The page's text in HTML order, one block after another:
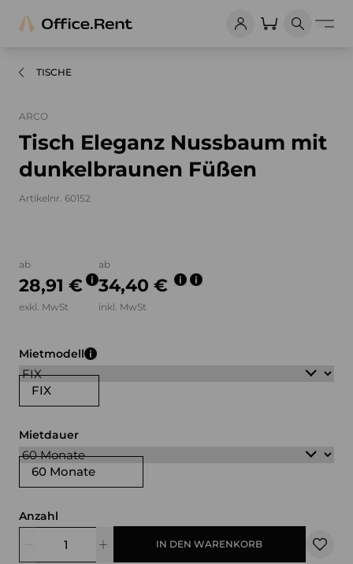
TISCHE
ARCO
Tisch Eleganz Nussbaum mit
dunkelbraunen Füßen
Artikelnr. 60152
ab
28,91 €
exkl. MwSt
ab
34,40 €
inkl. MwSt
FIX
Mietmodell
60 Monate
Mietdauer
Anzahl
IN DEN WARENKORB